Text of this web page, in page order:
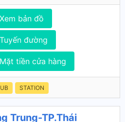
Xem bản đồ
Tuyến đường
Mặt tiền cửa hàng
STATION
Trung-TP.Thái